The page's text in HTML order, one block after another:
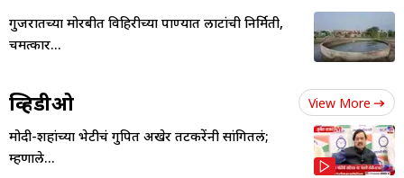
गुजरातच्या मोरबीत विहिरीच्या पाण्यात लाटांची निर्मिती,
चमत्कार...
व्हिडीओ View More
मोदी-शहांच्या भेटीचं गुपित अखेर तटकरेंनी सांगितलं;
म्हणाले...